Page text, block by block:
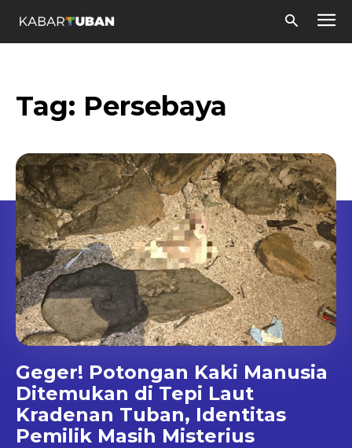
Tag: Persebaya
Geger! Potongan Kaki Manusia
Ditemukan di Tepi Laut
Kradenan Tuban, Identitas
Pemilik Masih Misterius